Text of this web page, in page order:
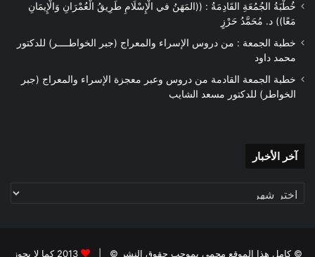
خُطْبَةُ الجُمُعَةِ القَادِمَةُ : ((المَهَنُ في الْإِسْلَامِ طَرِيقُ الْعُمْرَانِ وَالْإِيمَانِ
مَعًا)) د. مُحَمَّدُ حَرْزٍ
خطبة الجمعة : من دروس الإسراء والمعراج (جبر الخواطــــر) للدكتور
محمد داود
خطبة الجمعة القادمة من دروس وعبر معجزة الإسراء والمعراج (جبر
الخواطر) للدكتور مسعد الشايب
آخر الأخبار
© كامل هذا الموقع محمي بموجب حقوق النشر © | 2013 كما لا يجوز